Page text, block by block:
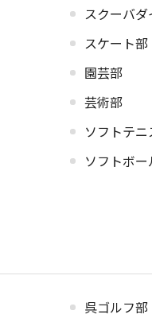
スクーバ
スケート部
園芸部
芸術部
ソフトテ
ソフトボ
呉ゴルフ部